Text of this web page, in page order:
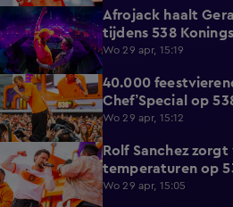
7:06
Afrojack haalt
tijdens 538
Wo 29 apr, 15:19
8:07
40.000
Chef’Special op
Wo 29 apr, 15:12
15:07
Rolf Sanchez
temperaturen op
Wo 29 apr, 15:05